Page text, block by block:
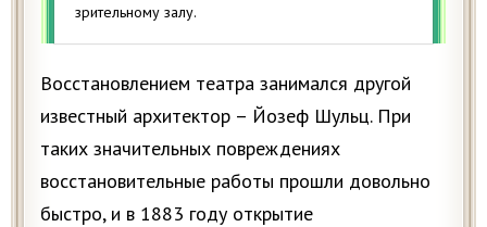
зрительному залу.
Восстановлением театра занимался другой
известный архитектор – Йозеф Шульц. При
таких значительных повреждениях
восстановительные работы прошли довольно
быстро, и в 1883 году открытие